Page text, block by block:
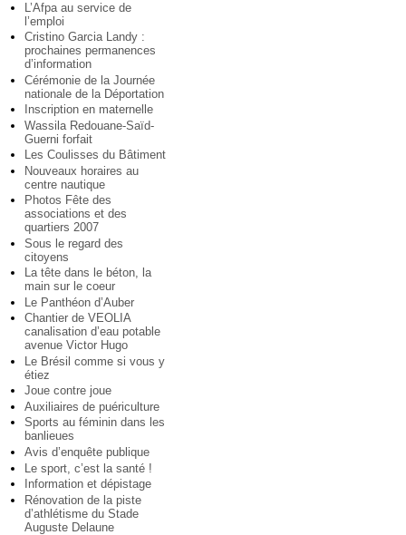
L’Afpa au service de
l’emploi
Cristino Garcia Landy :
prochaines permanences
d’information
Cérémonie de la Journée
nationale de la Déportation
Inscription en maternelle
Wassila Redouane-Saïd-
Guerni forfait
Les Coulisses du Bâtiment
Nouveaux horaires au
centre nautique
Photos Fête des
associations et des
quartiers 2007
Sous le regard des
citoyens
La tête dans le béton, la
main sur le coeur
Le Panthéon d’Auber
Chantier de VEOLIA
canalisation d’eau potable
avenue Victor Hugo
Le Brésil comme si vous y
étiez
Joue contre joue
Auxiliaires de puériculture
Sports au féminin dans les
banlieues
Avis d’enquête publique
Le sport, c’est la santé !
Information et dépistage
Rénovation de la piste
d’athlétisme du Stade
Auguste Delaune